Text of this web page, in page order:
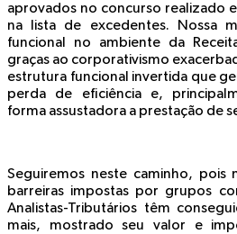
aprovados no concurso realizado
na lista de excedentes. Nossa
funcional no ambiente da
graças ao corporativismo
estrutura funcional invertida que
perda de eficiência e,
forma assustadora a prestação de
Seguiremos neste caminho, pois
barreiras impostas por grupos
Analistas-Tributários têm
mais, mostrado seu valor e